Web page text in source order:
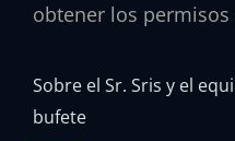
obtener los permisos
Sobre el Sr. Sris y el
bufete